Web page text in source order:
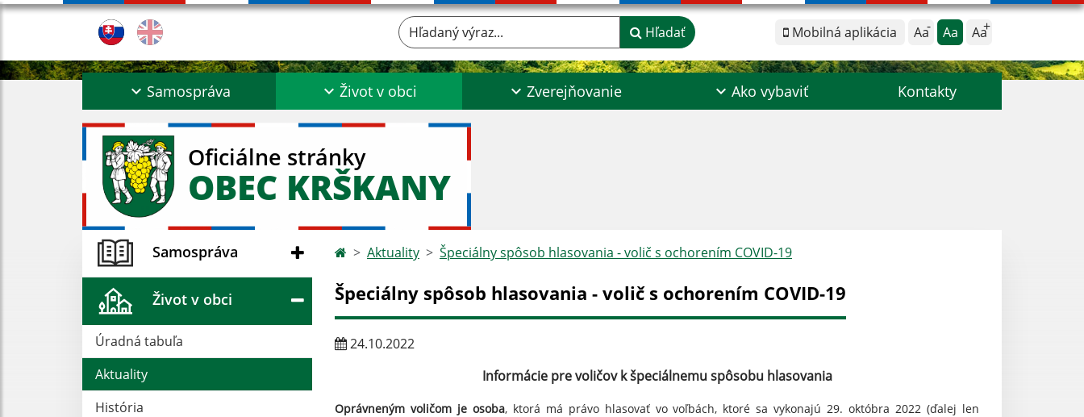
Mobilná aplikácia Aa Aa Aa
Hľadaný výraz... Hľadať
Samospráva Život v obci Zverejňovanie Ako vybaviť Kontakty
Oficiálne stránky
OBEC KRŠKANY
Samospráva
Život v obci
Úradná tabuľa
Aktuality
História
Aktuality Špeciálny spôsob hlasovania - volič s ochorením COVID-19
Špeciálny spôsob hlasovania - volič s ochorením COVID-19
24.10.2022
Informácie pre voličov k špeciálnemu spôsobu hlasovania
Oprávneným voličom je osoba, ktorá má právo hlasovať vo voľbách, ktoré sa vykonajú 29. októbra 2022 (ďalej len